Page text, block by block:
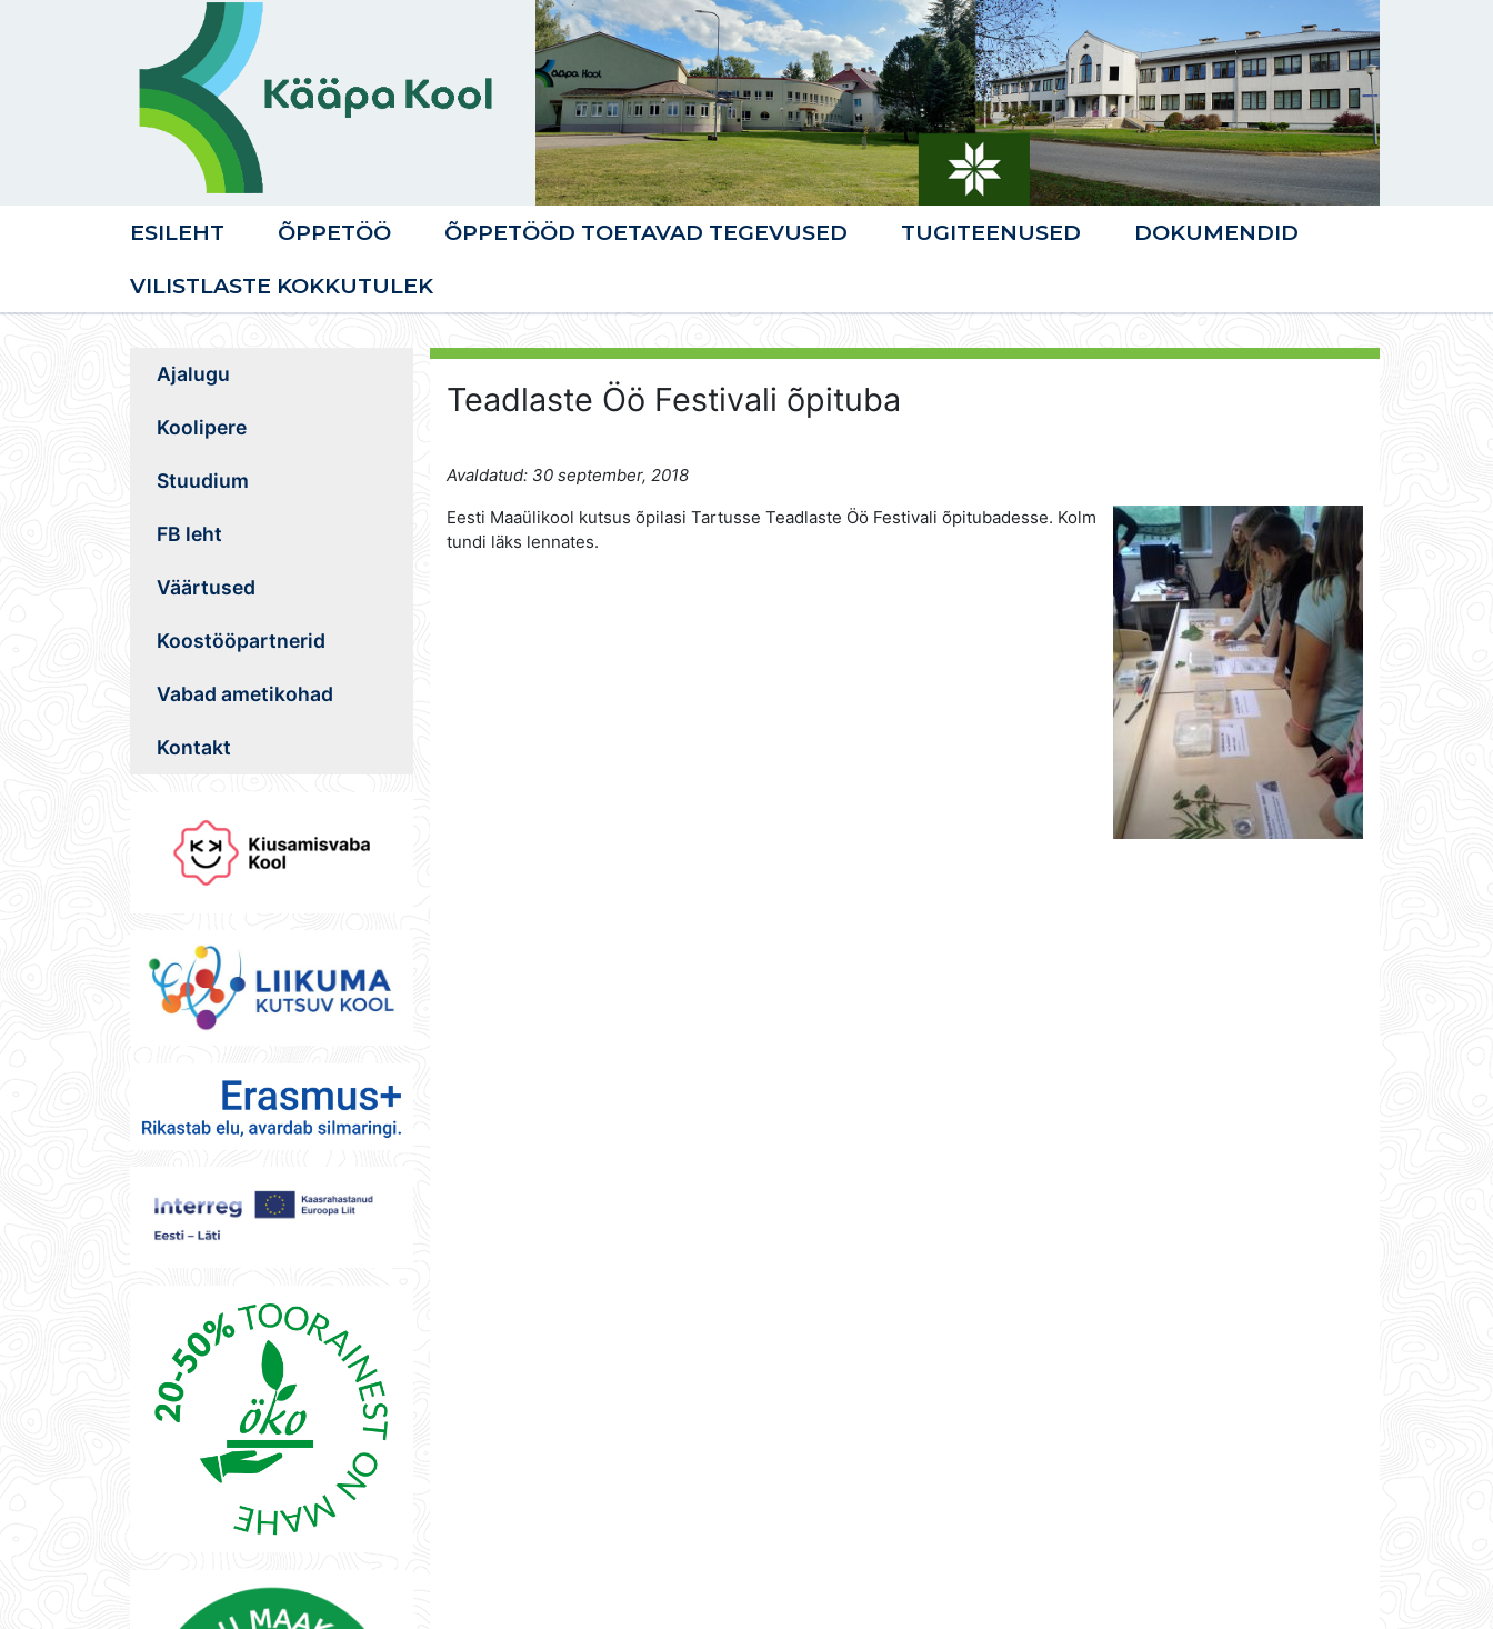
ESILEHT ÕPPETÖÖ ÕPPETÖÖD TOETAVAD TEGEVUSED TUGITEENUSED
DOKUMENDID
VILISTLASTE KOKKUTULEK
Teadlaste Öö Festivali õpituba
Avaldatud: 30 september, 2018
Eesti Maaülikool kutsus õpilasi Tartusse Teadlaste Öö Festivali õpitubadesse. Kolm
tundi läks lennates.
Ajalugu
Koolipere
Stuudium
FB leht
Väärtused
Koostööpartnerid
Vabad ametikohad
Kontakt